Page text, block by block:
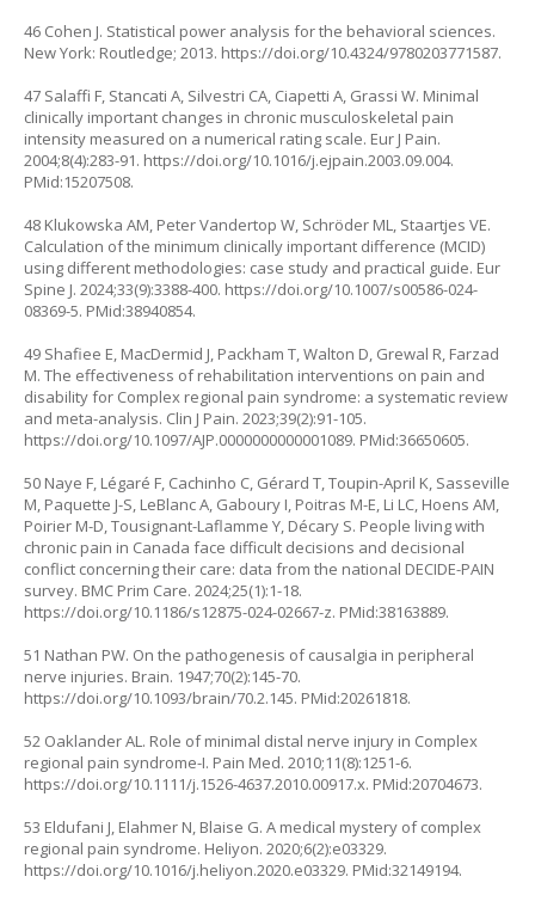
46 Cohen J. Statistical power analysis for the behavioral sciences.
New York: Routledge; 2013. https://doi.org/10.4324/9780203771587.
47 Salaffi F, Stancati A, Silvestri CA, Ciapetti A, Grassi W. Minimal
clinically important changes in chronic musculoskeletal pain
intensity measured on a numerical rating scale. Eur J Pain.
2004;8(4):283-91. https://doi.org/10.1016/j.ejpain.2003.09.004.
PMid:15207508.
48 Klukowska AM, Peter Vandertop W, Schröder ML, Staartjes VE.
Calculation of the minimum clinically important difference (MCID)
using different methodologies: case study and practical guide. Eur
Spine J. 2024;33(9):3388-400. https://doi.org/10.1007/s00586-024-
08369-5. PMid:38940854.
49 Shafiee E, MacDermid J, Packham T, Walton D, Grewal R, Farzad
M. The effectiveness of rehabilitation interventions on pain and
disability for Complex regional pain syndrome: a systematic review
and meta-analysis. Clin J Pain. 2023;39(2):91-105.
https://doi.org/10.1097/AJP.0000000000001089. PMid:36650605.
50 Naye F, Légaré F, Cachinho C, Gérard T, Toupin-April K, Sasseville
M, Paquette J-S, LeBlanc A, Gaboury I, Poitras M-E, Li LC, Hoens AM,
Poirier M-D, Tousignant-Laflamme Y, Décary S. People living with
chronic pain in Canada face difficult decisions and decisional
conflict concerning their care: data from the national DECIDE-PAIN
survey. BMC Prim Care. 2024;25(1):1-18.
https://doi.org/10.1186/s12875-024-02667-z. PMid:38163889.
51 Nathan PW. On the pathogenesis of causalgia in peripheral
nerve injuries. Brain. 1947;70(2):145-70.
https://doi.org/10.1093/brain/70.2.145. PMid:20261818.
52 Oaklander AL. Role of minimal distal nerve injury in Complex
regional pain syndrome-I. Pain Med. 2010;11(8):1251-6.
https://doi.org/10.1111/j.1526-4637.2010.00917.x. PMid:20704673.
53 Eldufani J, Elahmer N, Blaise G. A medical mystery of complex
regional pain syndrome. Heliyon. 2020;6(2):e03329.
https://doi.org/10.1016/j.heliyon.2020.e03329. PMid:32149194.